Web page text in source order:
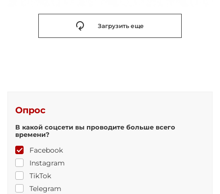
Загрузить еще
Опрос
В какой соцсети вы проводите больше всего
времени?
Facebook
Instagram
TikTok
Telegram